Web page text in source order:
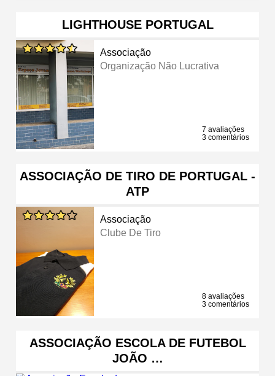
LIGHTHOUSE PORTUGAL
Associação
Organização Não Lucrativa
7 avaliações
3 comentários
ASSOCIAÇÃO DE TIRO DE PORTUGAL -
ATP
Associação
Clube De Tiro
8 avaliações
3 comentários
ASSOCIAÇÃO ESCOLA DE FUTEBOL
JOÃO …